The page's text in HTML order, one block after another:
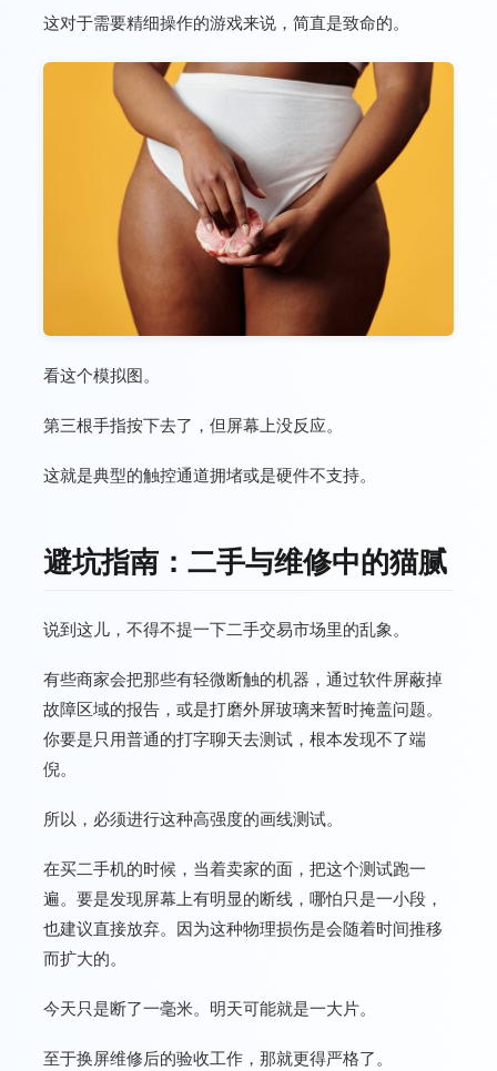
这对于需要精细操作的游戏来说，简直是致命的。
看这个模拟图。
第三根手指按下去了，但屏幕上没反应。
这就是典型的触控通道拥堵或是硬件不支持。
避坑指南：二手与维修中的猫腻
说到这儿，不得不提一下二手交易市场里的乱象。
有些商家会把那些有轻微断触的机器，通过软件屏蔽掉
故障区域的报告，或是打磨外屏玻璃来暂时掩盖问题。
你要是只用普通的打字聊天去测试，根本发现不了端
倪。
所以，必须进行这种高强度的画线测试。
在买二手机的时候，当着卖家的面，把这个测试跑一
遍。要是发现屏幕上有明显的断线，哪怕只是一小段，
也建议直接放弃。因为这种物理损伤是会随着时间推移
而扩大的。
今天只是断了一毫米。明天可能就是一大片。
至于换屏维修后的验收工作，那就更得严格了。